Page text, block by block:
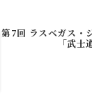
第7回 ラスベガス・
「武士